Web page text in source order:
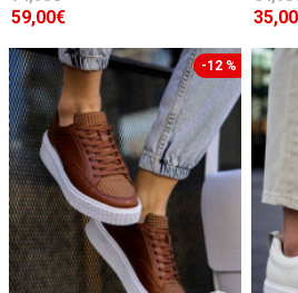
59,00€
-12 %